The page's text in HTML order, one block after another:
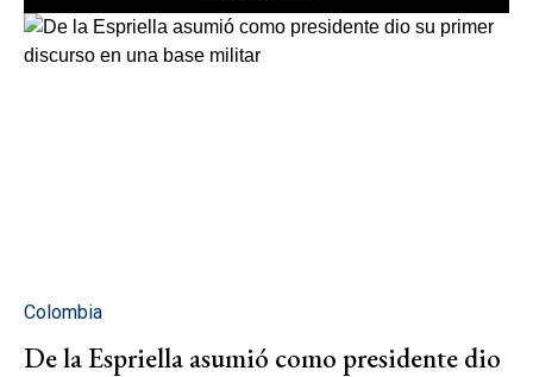
Colombia
De la Espriella asumió como presidente dio